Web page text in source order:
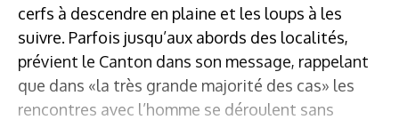
cerfs à descendre en plaine et les loups à les
suivre. Parfois jusqu’aux abords des localités,
prévient le Canton dans son message, rappelant
que dans «la très grande majorité des cas» les
rencontres avec l’homme se déroulent sans